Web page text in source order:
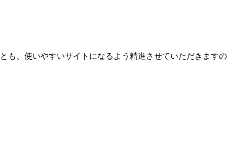
も、使いやすいサイトになるよう精進させていただきますの